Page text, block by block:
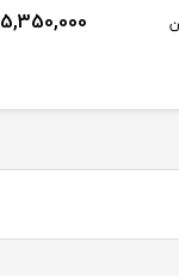
5,350,000